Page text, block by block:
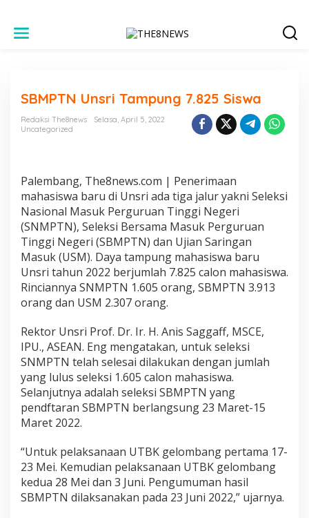
SBMPTN Unsri Tampung 7.825 Siswa
Redaksi The8news
Selasa, April 5, 2022
Uncategorized
Palembang, The8news.com | Penerimaan
mahasiswa baru di Unsri ada tiga jalur yakni Seleksi
Nasional Masuk Perguruan Tinggi Negeri
(SNMPTN), Seleksi Bersama Masuk Perguruan
Tinggi Negeri (SBMPTN) dan Ujian Saringan
Masuk (USM). Daya tampung mahasiswa baru
Unsri tahun 2022 berjumlah 7.825 calon mahasiswa.
Rinciannya SNMPTN 1.605 orang, SBMPTN 3.913
orang dan USM 2.307 orang.
Rektor Unsri Prof. Dr. Ir. H. Anis Saggaff, MSCE,
IPU., ASEAN. Eng mengatakan, untuk seleksi
SNMPTN telah selesai dilakukan dengan jumlah
yang lulus seleksi 1.605 calon mahasiswa.
Selanjutnya adalah seleksi SBMPTN yang
pendftaran SBMPTN berlangsung 23 Maret-15
Maret 2022.
“Untuk pelaksanaan UTBK gelombang pertama 17-
23 Mei. Kemudian pelaksanaan UTBK gelombang
kedua 28 Mei dan 3 Juni. Pengumuman hasil
SBMPTN dilaksanakan pada 23 Juni 2022,” ujarnya.